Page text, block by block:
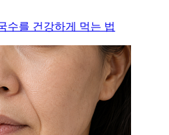
수를 건강하게 먹는 법